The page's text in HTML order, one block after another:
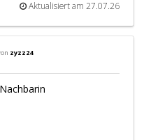
Aktualisiert am 27.07.26
zyzz24